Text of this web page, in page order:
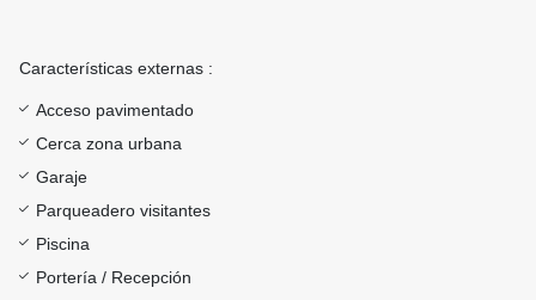
Características externas :
Acceso pavimentado
Cerca zona urbana
Garaje
Parqueadero visitantes
Piscina
Portería / Recepción